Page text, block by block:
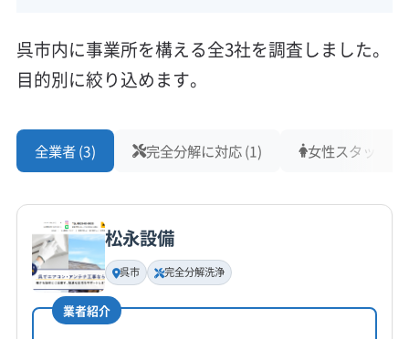
呉市内に事業所を構える全3社を調査しました。
目的別に絞り込めます。
全業者 (3) 完全分解に対応 (1) 女性スタッフ在
松永設備
呉市 完全分解洗浄
業者紹介